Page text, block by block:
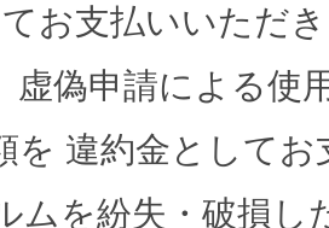
お支払いいただ
偽申請による使
を 違約金として
ムを紛失・破損し